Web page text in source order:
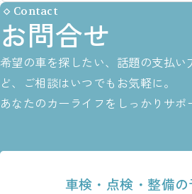
Contact
お問合せ
希望の車を探したい、話題の支払い
ど、ご相談はいつでもお気軽に。
あなたのカーライフをしっかりサポ
車検・点検・整備の